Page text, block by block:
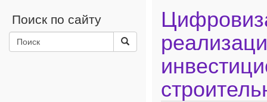
Поиск по сайту